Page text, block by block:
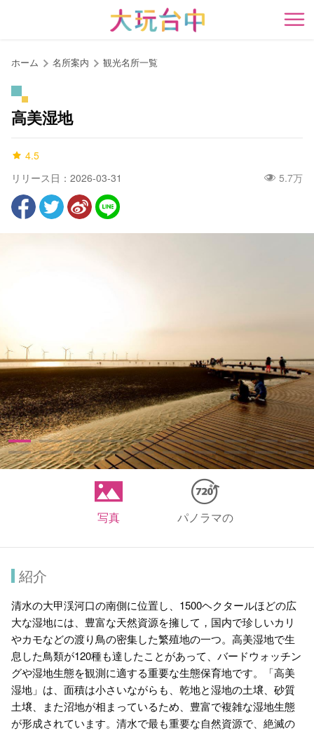
開
ホーム 名所案内 観光名所一覧
高美湿地
4.5
リリース日：2026-03-31
5.7万
写真 パノラマの
紹介
清水の大甲渓河口の南側に位置し、1500ヘクタールほどの広
大な湿地には、豊富な天然資源を擁して，国内で珍しいカリ
やカモなどの渡り鳥の密集した繁殖地の一つ。高美湿地で生
息した鳥類が120種も達したことがあって、バードウォッチン
グや湿地生態を観測に適する重要な生態保育地です。「高美
湿地」は、面積は小さいながらも、乾地と湿地の土壌、砂質
土壌、また沼地が相まっているため、豊富で複雑な湿地生態
が形成されています。清水で最も重要な自然資源で、絶滅の